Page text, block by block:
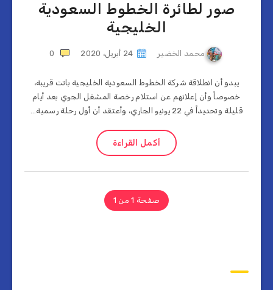
صور لطائرة الخطوط السعودية
الخليجية
محمد الخضير 24 أبريل، 2020 0
يبدو أن انطلاقة شركة الخطوط السعودية الخليجية باتت قريبة،
خصوصاً وأن إعلانهم عن استلام رخصة المشغل الجوي بعد أيام
قليلة وتحديداً في 22 يونيو الجاري، وأعتقد أن أول رحلة رسمية…
أكمل القراءة
صفحة 1 من 1